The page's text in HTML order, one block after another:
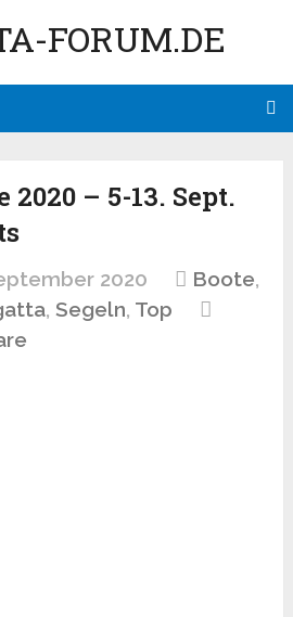
FORUM.DE
– 5-13. Sept.
2020 Boote,
,Segeln, Top